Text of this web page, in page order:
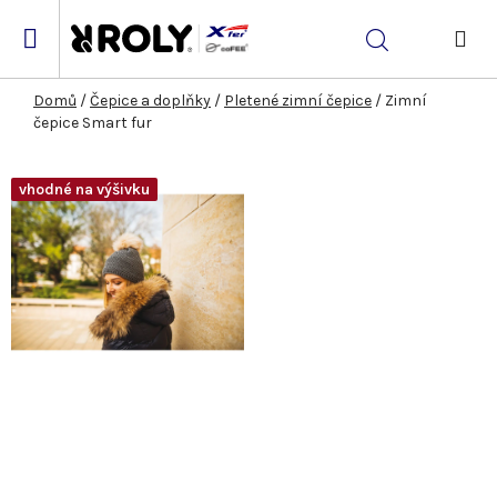
Hledat
Domů /Čepice a doplňky / Pletené zimní čepice / Zimní
čepice Smart fur
vhodné na výšivku